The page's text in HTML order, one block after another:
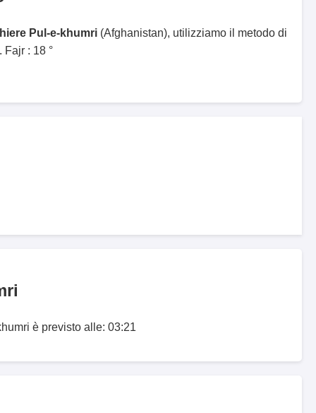
Pul-e-khumri (Afghanistan), utilizziamo il metodo di
: 18 °
è previsto alle: 03:21